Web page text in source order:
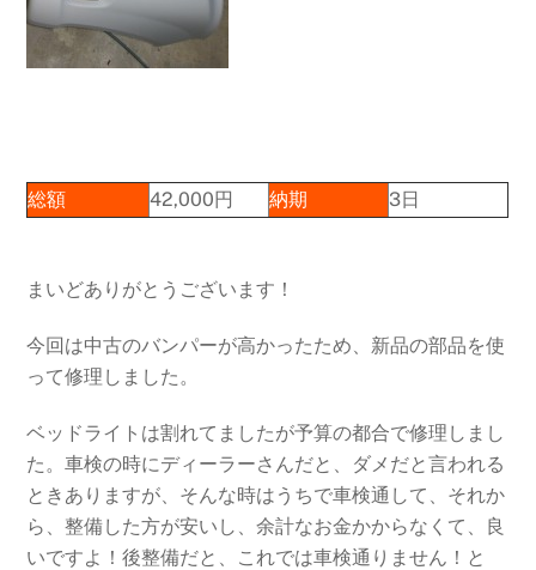
総額 42,000円 納期 3日
まいどありがとうございます！
今回は中古のバンパーが高かったため、新品の部品を使
って修理しました。
ベッドライトは割れてましたが予算の都合で修理しまし
た。車検の時にディーラーさんだと、ダメだと言われる
ときありますが、そんな時はうちで車検通して、それか
ら、整備した方が安いし、余計なお金かからなくて、良
いですよ！後整備だと、これでは車検通りません！と